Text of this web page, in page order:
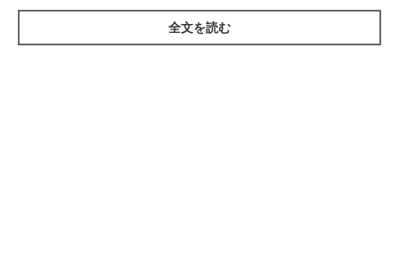
た。
全文を読む